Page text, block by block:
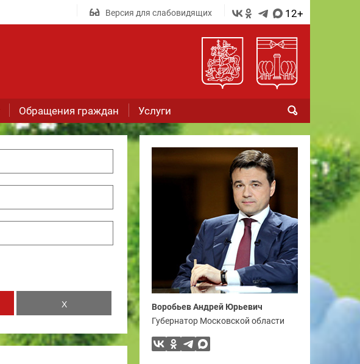
Версия для слабовидящих 12+
Обращения граждан Услуги
Воробьев Андрей Юрьевич
Губернатор Московской области